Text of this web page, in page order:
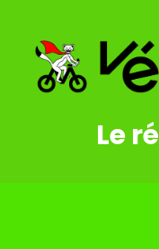
Le